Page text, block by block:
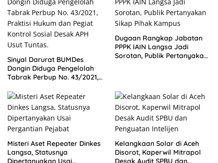
Sinyal Darurat BUMDes
Dongin Diduga Pengelolah
Tabrak Perbup No. 43/2021,
Kontrol Sosial Desak APH
Usut Tuntas.
Dugaan Rangkap Jabatan
PPPK IAIN Langsa Jadi
Sorotan, Publik Pertanyakan
Misteri Aset Repeater Dinkes
Langsa, Statusnya
Dipertanyakan Usai
Kelangkaan Solar di Aceh
Disorot, Kaperwil Mitrapol
Desak Audit SPBU dan